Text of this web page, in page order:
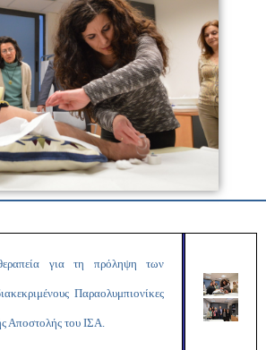
για τη πρόληψη των
Παραολυμπιονίκες
Αποστολής του ΙΣΑ.